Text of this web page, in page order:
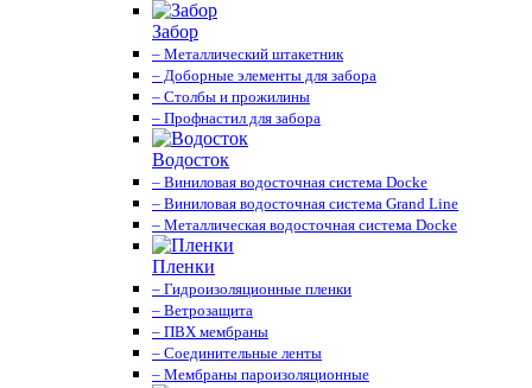
Забор
– Металлический штакетник
– Доборные элементы для забора
– Столбы и прожилины
– Профнастил для забора
Водосток
– Виниловая водосточная система Docke
– Виниловая водосточная система Grand Line
– Металлическая водосточная система Docke
Пленки
– Гидроизоляционные пленки
– Ветрозащита
– ПВХ мембраны
– Соединительные ленты
– Мембраны пароизоляционные